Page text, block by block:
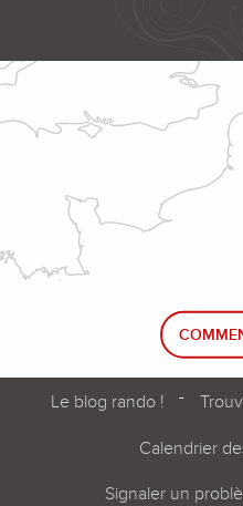
Le blog rando !
Calendrier
Signaler un